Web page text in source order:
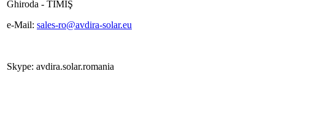
Ghiroda - TIMIŞ
e-Mail: sales-ro@avdira-solar.eu
Skype: avdira.solar.romania